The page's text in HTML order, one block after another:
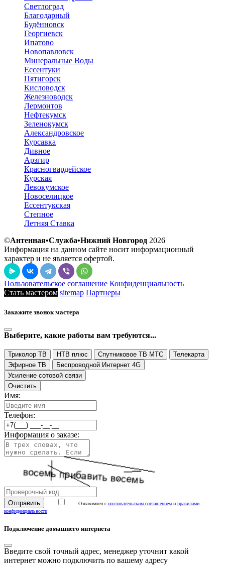
Светлоград
Благодарный
Будённовск
Георгиевск
Ипатово
Новопавловск
Минеральные Воды
Ессентуки
Пятигорск
Кисловодск
Железноводск
Лермонтов
Нефтекумск
Зеленокумск
Александровское
Курсавка
Дивное
Арзгир
Красногвардейское
Курская
Левокумское
Новоселицкое
Ессентукская
Степное
Летняя Ставка
©Антенная•Служба•Нижний Новгород 2026
Информация на данном сайте носит информационный
характер и не является офертой.
Пользовательское соглашение Конфиденциальность
Стать мастером sitemap Партнеры
Закажите звонок мастера
Выберите, какие работы вам требуются...
Триколор ТВ НТВ плюс Спутниковое ТВ МТС
Телекарта
Эфирное ТВ
Беспроводной Интернет 4G
Усиление сотовой связи
Очистить
Имя:
Телефон:
Информация о заказе:
Ознакомлен с ползовательским соглашением и правилами
конфиденциальности
Подключение домашнего интернета
Введите свой точный адрес, менеджер уточнит какой
интернет можно подключить по вашему адресу